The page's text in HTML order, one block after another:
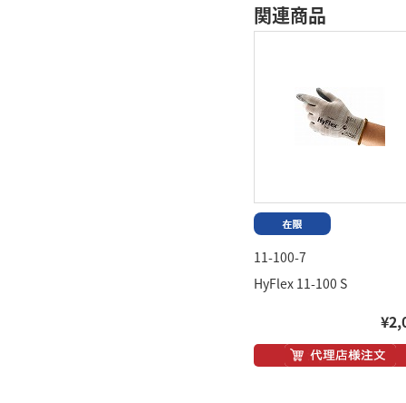
関連商品
11-100-7
HyFlex 11-100 S